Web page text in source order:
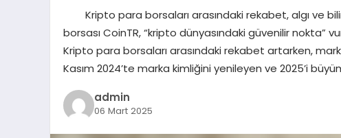
Kripto para borsaları arasındaki rekabet, algı ve
borsası CoinTR, “kripto dünyasındaki güvenilir nokta”
Kripto para borsaları arasındaki rekabet artarken,
Kasım 2024’te marka kimliğini yenileyen ve 2025’i
admin
06 Mart 2025